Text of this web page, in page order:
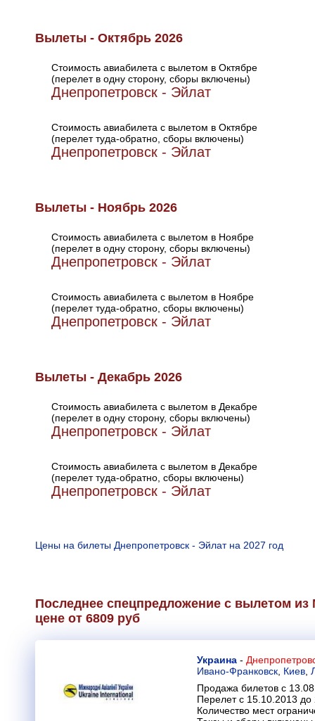
Вылеты - Октябрь 2026
Стоимость авиабилета с вылетом в Октябре
(перелет в одну сторону, сборы включены)
Днепропетровск - Эйлат
Стоимость авиабилета с вылетом в Октябре
(перелет туда-обратно, сборы включены)
Днепропетровск - Эйлат
Вылеты - Ноябрь 2026
Стоимость авиабилета с вылетом в Ноябре
(перелет в одну сторону, сборы включены)
Днепропетровск - Эйлат
Стоимость авиабилета с вылетом в Ноябре
(перелет туда-обратно, сборы включены)
Днепропетровск - Эйлат
Вылеты - Декабрь 2026
Стоимость авиабилета с вылетом в Декабре
(перелет в одну сторону, сборы включены)
Днепропетровск - Эйлат
Стоимость авиабилета с вылетом в Декабре
(перелет туда-обратно, сборы включены)
Днепропетровск - Эйлат
Цены на билеты Днепропетровск - Эйлат на 2027 год
Последнее спецпредложение с вылетом
цене от 6809 руб
Украина -
Ивано-Франковск Киев
Продажа билетов с
Перелет с 15.10.2013 до
Количество мест